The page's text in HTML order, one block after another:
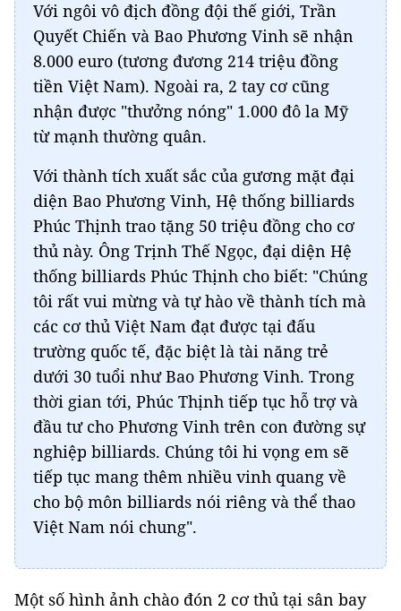
Với ngôi vô địch đồng đội thế giới, Trần
Quyết Chiến và Bao Phương Vinh sẽ nhận
8.000 euro (tương đương 214 triệu đồng
tiền Việt Nam). Ngoài ra, 2 tay cơ cũng
nhận được "thưởng nóng" 1.000 đô la Mỹ
từ mạnh thường quân.
Với thành tích xuất sắc của gương mặt đại
diện Bao Phương Vinh, Hệ thống billiards
Phúc Thịnh trao tặng 50 triệu đồng cho cơ
thủ này. Ông Trịnh Thế Ngọc, đại diện Hệ
thống billiards Phúc Thịnh cho biết: "Chúng
tôi rất vui mừng và tự hào về thành tích mà
các cơ thủ Việt Nam đạt được tại đấu
trường quốc tế, đặc biệt là tài năng trẻ
dưới 30 tuổi như Bao Phương Vinh. Trong
thời gian tới, Phúc Thịnh tiếp tục hỗ trợ và
đầu tư cho Phương Vinh trên con đường sự
nghiệp billiards. Chúng tôi hi vọng em sẽ
tiếp tục mang thêm nhiều vinh quang về
cho bộ môn billiards nói riêng và thể thao
Việt Nam nói chung".
Một số hình ảnh chào đón 2 cơ thủ tại sân bay